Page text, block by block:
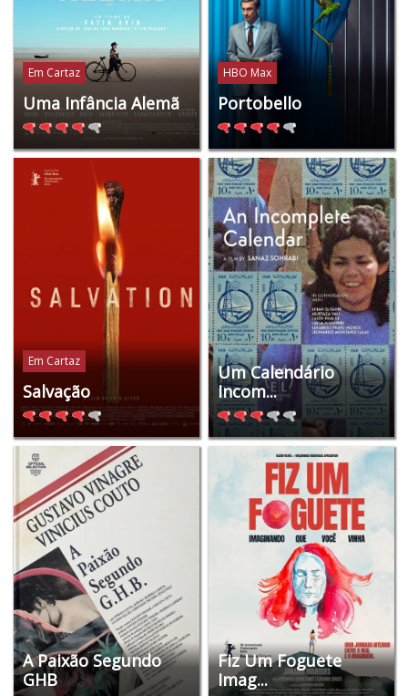
Em Cartaz
Uma Infância Alemã
HBO Max
Portobello
Em Cartaz
Salvação
Um Calendário
Incom...
A Paixão Segundo
GHB
Fiz Um Foguete
Imag...